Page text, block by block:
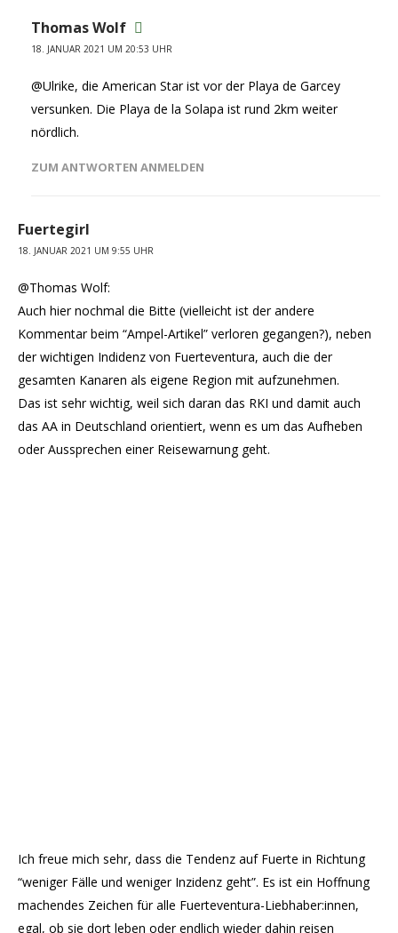
Thomas Wolf
18. JANUAR 2021 UM 20:53 UHR
@Ulrike, die American Star ist vor der Playa de Garcey
versunken. Die Playa de la Solapa ist rund 2km weiter
nördlich.
ZUM ANTWORTEN ANMELDEN
Fuertegirl
18. JANUAR 2021 UM 9:55 UHR
@Thomas Wolf:
Auch hier nochmal die Bitte (vielleicht ist der andere
Kommentar beim “Ampel-Artikel” verloren gegangen?), neben
der wichtigen Indidenz von Fuerteventura, auch die der
gesamten Kanaren als eigene Region mit aufzunehmen.
Das ist sehr wichtig, weil sich daran das RKI und damit auch
das AA in Deutschland orientiert, wenn es um das Aufheben
oder Aussprechen einer Reisewarnung geht.
Ich freue mich sehr, dass die Tendenz auf Fuerte in Richtung
“weniger Fälle und weniger Inzidenz geht”. Es ist ein Hoffnung
machendes Zeichen für alle Fuerteventura-Liebhaber:innen,
egal, ob sie dort leben oder endlich wieder dahin reisen